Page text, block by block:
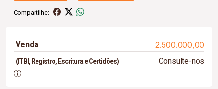
Compartilhe:
Venda 2.500.000,00
(ITBI, Registro, Escritura e Certidões) Consulte-nos